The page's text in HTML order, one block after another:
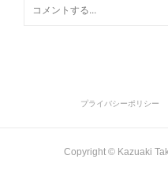
プライバシーポリシー
Copyright ©︎ Kazuaki